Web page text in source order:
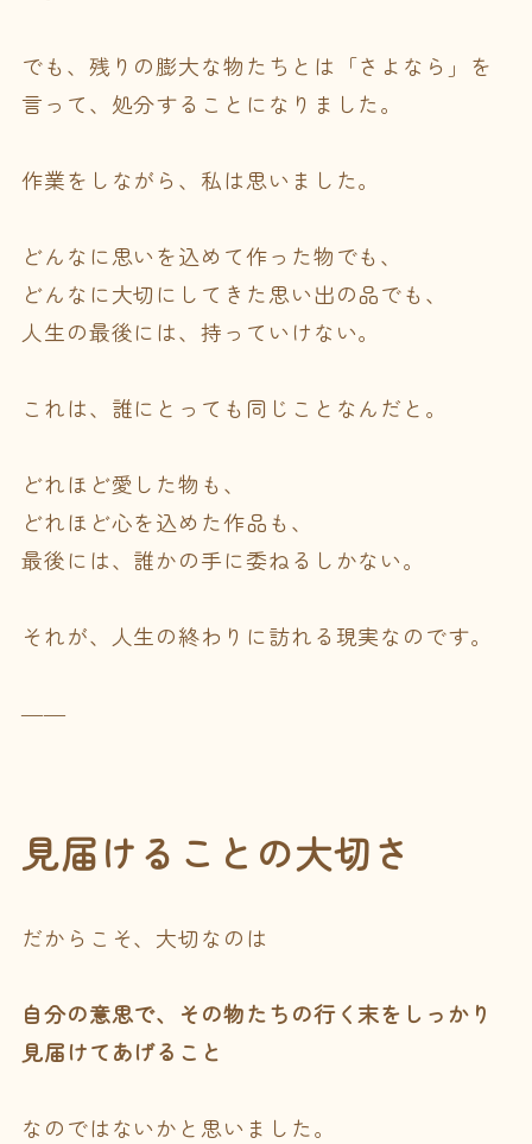
でも、残りの膨大な物たちとは「さよなら」を
言って、処分することになりました。
作業をしながら、私は思いました。
どんなに思いを込めて作った物でも、
どんなに大切にしてきた思い出の品でも、
人生の最後には、持っていけない。
これは、誰にとっても同じことなんだと。
どれほど愛した物も、
どれほど心を込めた作品も、
最後には、誰かの手に委ねるしかない。
それが、人生の終わりに訪れる現実なのです。
――
見届けることの大切さ
だからこそ、大切なのは
自分の意思で、その物たちの行く末をしっかり
見届けてあげること
なのではないかと思いました。